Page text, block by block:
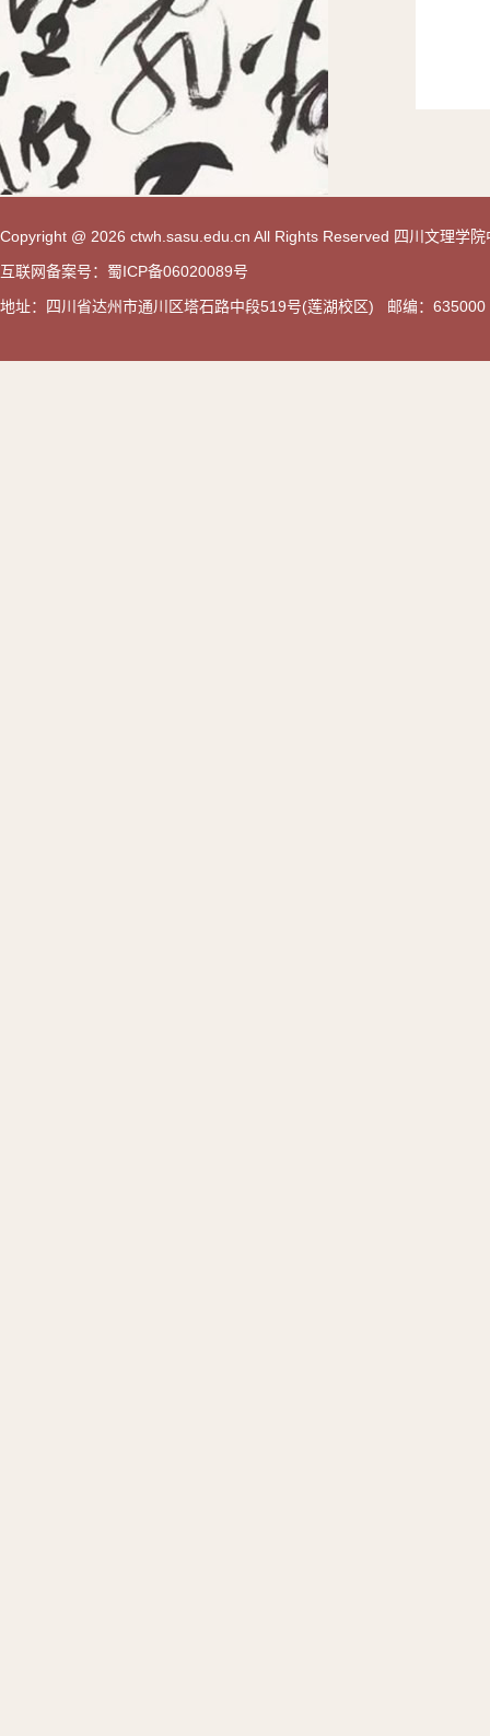
Copyright @ 2026 ctwh.sasu.edu.cn All Rights Reserved 四川文理学
互联网备案号：蜀ICP备06020089号
地址：四川省达州市通川区塔石路中段519号(莲湖校区) 邮编：